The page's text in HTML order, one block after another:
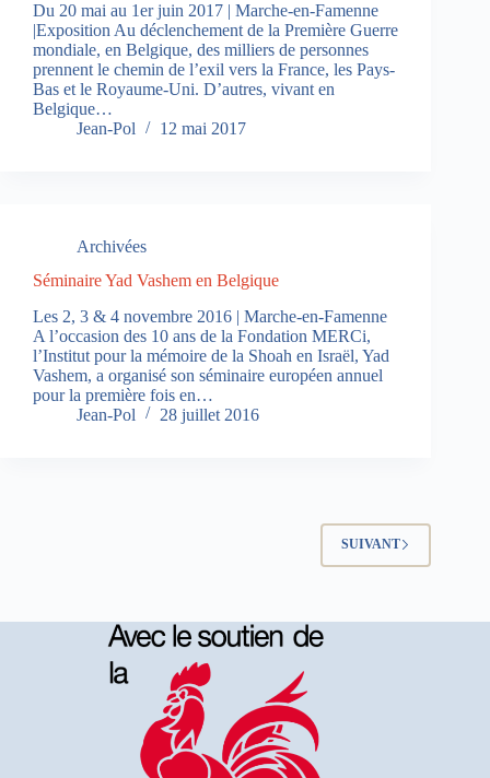
Du 20 mai au 1er juin 2017 | Marche-en-Famenne
|Exposition Au déclenchement de la Première Guerre
mondiale, en Belgique, des milliers de personnes
prennent le chemin de l’exil vers la France, les Pays-
Bas et le Royaume-Uni. D’autres, vivant en
Belgique…
Jean-Pol
12 mai 2017
Archivées
Séminaire Yad Vashem en Belgique
Les 2, 3 & 4 novembre 2016 | Marche-en-Famenne
A l’occasion des 10 ans de la Fondation MERCi,
l’Institut pour la mémoire de la Shoah en Israël, Yad
Vashem, a organisé son séminaire européen annuel
pour la première fois en…
Jean-Pol
28 juillet 2016
SUIVANT